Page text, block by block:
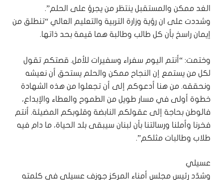
الغد ممكن والمستقبل ينتظر من يجرؤ على الحلم”.
‏وشددت على ان رؤية وزارة التربية والتعليم العالي “تنطلق من
إيمان راسخ بأن كل طالب وطالبة هما قيمة بحد ذاتها.
‏وختمت: “أنتم اليوم سفراء وسفيرات للأمل. قصتكم تقول
لكل من يستمع إن النجاح ممكن والحلم يستحق أن نعيشه
ونحققه. من هنا أدعوكم إلى أن تجعلوا من هذه الشهادة
خطوة أولى في مسار طويل من الطموح والعطاء والإبداع،
فالوطن بحاجة إلى عقولكم النابضة وقلوبكم المضيئة. ‏أنتم
فخرنا وأملنا ورسالتنا بأن لبنان سيبقى بلد الحياة، ما دام فيه
طلاب وطالبات مثلكم”.
عسيلي
وشدّد رئيس مجلس أمناء المركز جوزف عسيلي في كلمته